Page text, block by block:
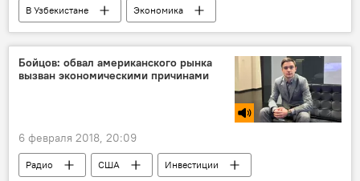
В Узбекистане Экономика
Бойцов: обвал американского рынка
вызван экономическими причинами
6 февраля 2018, 20:09
Радио США
Инвестиции